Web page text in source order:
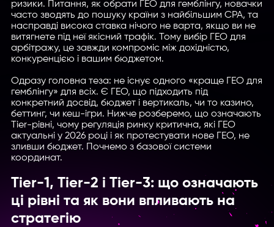
ризики. Питання, як обрати ГЕО для гемблінгу, новачки
часто зводять до пошуку країни з найбільшим CPA, та
насправді висока ставка нічого не варта, якщо ви не
витягнете під неї якісний трафік. Тому вибір ГЕО для
арбітражу, це завжди компроміс між дохідністю,
конкуренцією і вашим бюджетом.
Одразу головна теза: не існує одного «краще ГЕО для
гемблінгу» для всіх. Є ГЕО, що підходить під
конкретний досвід, бюджет і вертикаль, чи то казино,
беттинг, чи кеш-ігри. Нижче розберемо, що означають
Tier-рівні, чому регуляція ринку критична, які ГЕО
актуальні у 2026 році і як протестувати нове ГЕО, не
зливши бюджет. Почнемо з базової системи
координат.
Tier-1, Tier-2 і Tier-3: що означають
ці рівні та як вони впливають на
стратегію